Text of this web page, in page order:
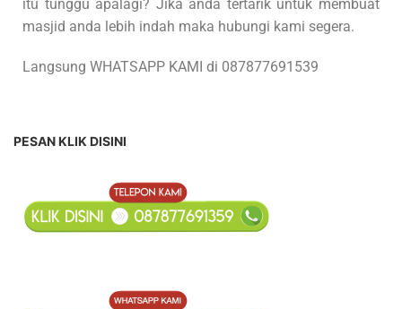
itu tunggu apalagi? Jika anda tertarik untuk membuat
masjid anda lebih indah maka hubungi kami segera.
Langsung WHATSAPP KAMI di 087877691539
PESAN KLIK DISINI